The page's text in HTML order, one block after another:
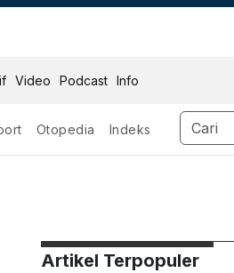
Video Podcast Info
Otopedia Indeks
Artikel Terpopuler